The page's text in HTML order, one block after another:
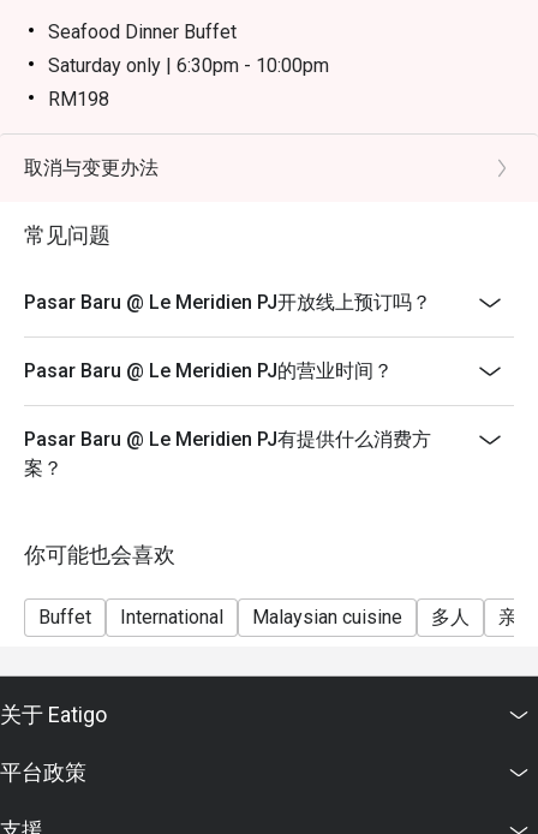
Seafood Dinner Buffet
Saturday only | 6:30pm - 10:00pm
RM198
Weekend Dinner Buffet
Sunday only | 6:30pm - 10:00pm
Notes:
above) enjoy a 50% discount.
more details, please contact the hotel’s general line.
Terms and Conditions:
1. Discount is not applicable to children and senior
beverages.
4. 50% deposit is required for any booking of 10
5. Price quoted are inclusive of prevailing government
taxes.
promotions and festive season without prior notice.
取消与变更办法
常见问题
Pasar Baru @ Le Meridien PJ开放线上预订吗？
Pasar Baru @ Le Meridien PJ的营业时间？
Pasar Baru @ Le Meridien PJ有提供什么消费方
案？
你可能也会喜欢
Buffet International Malaysian cuisine 多人 亲
关于 Eatigo
平台政策